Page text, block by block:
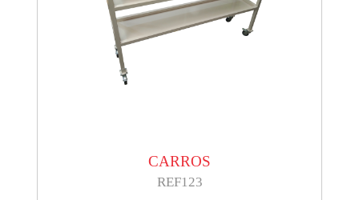
CARROS
REF123